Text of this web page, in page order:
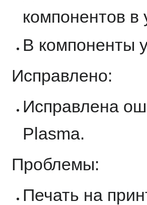
компонентов в
В компоненты
Исправлено:
Исправлена
Plasma.
Проблемы:
Печать на